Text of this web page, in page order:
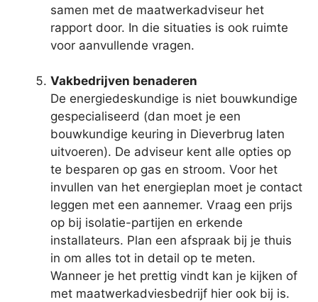
samen met de maatwerkadviseur het
rapport door. In die situaties is ook ruimte
voor aanvullende vragen.
Vakbedrijven benaderen
De energiedeskundige is niet bouwkundige
gespecialiseerd (dan moet je een
bouwkundige keuring in Dieverbrug laten
uitvoeren). De adviseur kent alle opties op
te besparen op gas en stroom. Voor het
invullen van het energieplan moet je contact
leggen met een aannemer. Vraag een prijs
op bij isolatie-partijen en erkende
installateurs. Plan een afspraak bij je thuis
in om alles tot in detail op te meten.
Wanneer je het prettig vindt kan je kijken of
met maatwerkadviesbedrijf hier ook bij is.